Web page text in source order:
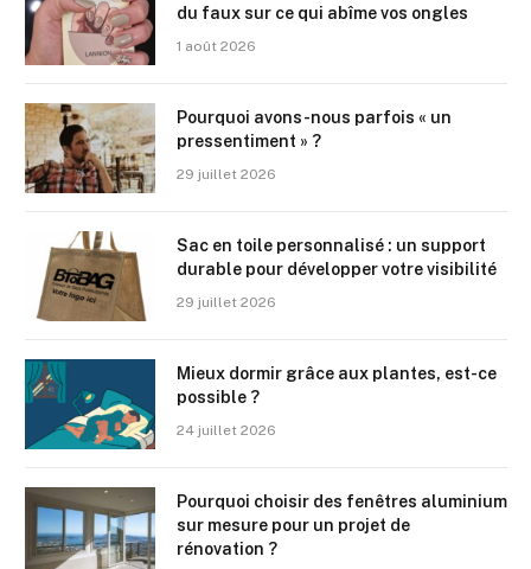
du faux sur ce qui abîme vos ongles
1 août 2026
Pourquoi avons-nous parfois « un
pressentiment » ?
29 juillet 2026
Sac en toile personnalisé : un support
durable pour développer votre visibilité
29 juillet 2026
Mieux dormir grâce aux plantes, est-ce
possible ?
24 juillet 2026
Pourquoi choisir des fenêtres aluminium
sur mesure pour un projet de
rénovation ?